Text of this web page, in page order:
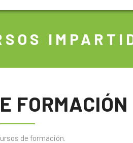
FORMACIÓN
de formación.